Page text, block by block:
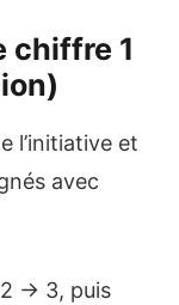
chiffre 1
l’initiative et
avec
→ 3, puis